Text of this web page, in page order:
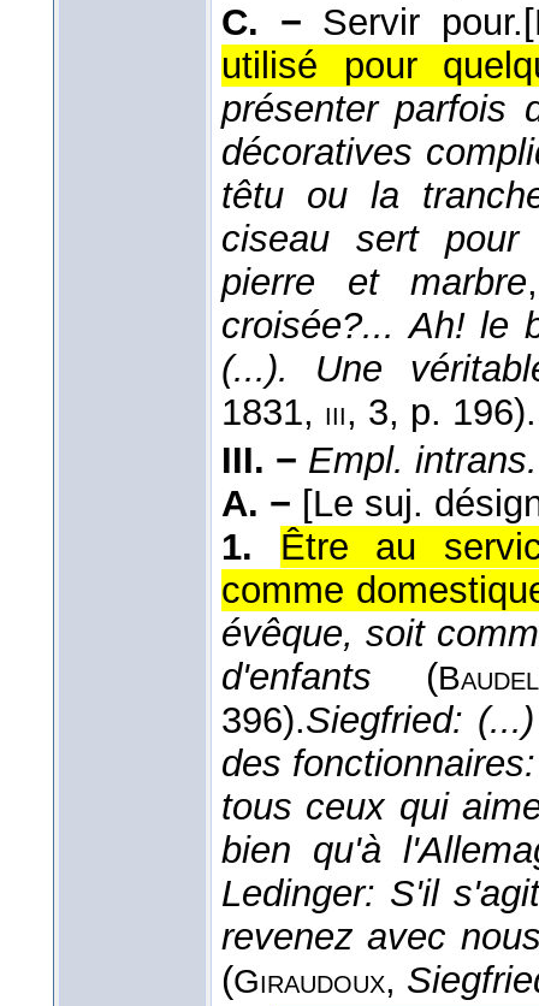
C. − Servir pour.
utilisé pour
présenter parfois
décoratives
têtu ou la
ciseau sert pour
pierre et marbre
croisée?... Ah! le
(...). Une
1831, iii, 3, p. 196).
III. − Empl. intrans.
A. − [Le suj.
1.
Être au
comme
évêque, soit
d'enfants (
396).Siegfried:
des
tous ceux qui
bien qu'à
Ledinger: S'il
revenez avec
(Giraudoux,